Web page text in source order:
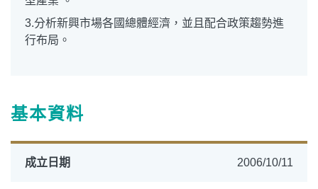
3.分析新興市場各國總體經濟，並且配合政策趨勢進
行布局。
基本資料
成立日期 2006/10/11